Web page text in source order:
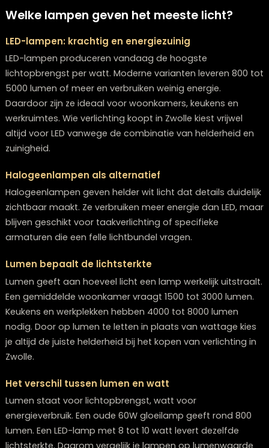
daarom altijd bij de vraag hoeveel lumen je
Welke lampen geven het meeste licht?
LED-lampen: krachtig en energiezuinig
LED-lampen produceren vandaag de hoogste
lichtopbrengst per watt. Moderne varianten leveren
5000 lumen of meer en verbruiken weinig energie.
Daardoor zijn ze ideaal voor woonkamers, keukens en
werkruimtes. Wie verlichting koopt in Zwolle kiest vrijwel
altijd voor LED vanwege de combinatie van
zuinigheid.
Halogeenlampen geven helder wit licht dat details
zichtbaar maakt. Ze verbruiken meer energie dan LED,
blijven geschikt voor taakverlichting of specifieke
armaturen die een felle lichtbundel vragen.
Lumen bepaalt de lichtsterkte
Een gemiddelde woonkamer vraagt 1500 tot 3000
Keukens en werkplekken hebben 4000 tot 8000 lumen
nodig. Door op lumen te letten in plaats van wattage
je altijd de juiste helderheid bij het kopen van